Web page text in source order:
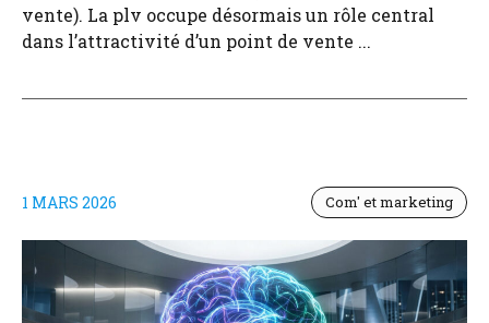
vente). La plv occupe désormais un rôle central
dans l’attractivité d’un point de vente ...
1 MARS 2026 Com' et marketing